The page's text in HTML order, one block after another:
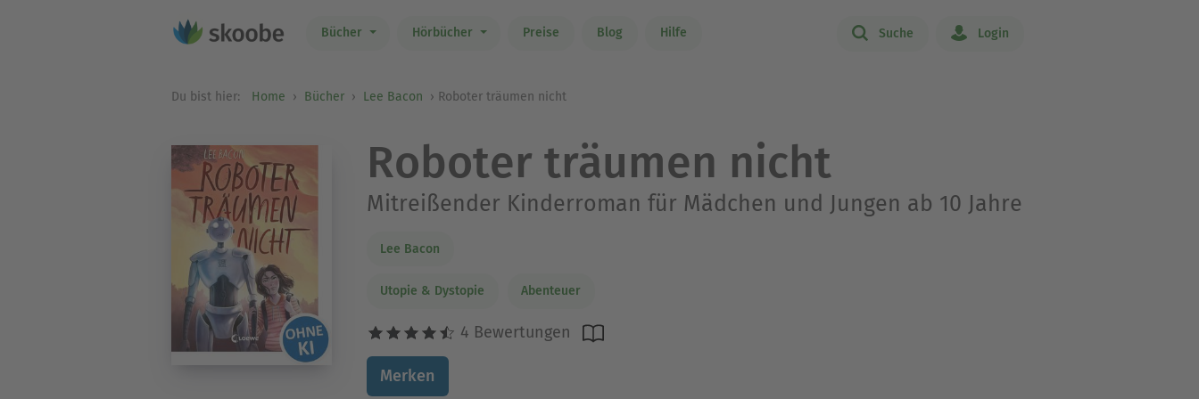
Bücher Hörbücher Preise Blog Hilfe Suche Login
Du bist hier: Home Bücher Lee Bacon Roboter träumen nicht
Roboter träumen nicht
Mitreißender Kinderroman für Mädchen und Jungen ab 10 Jahre
Lee Bacon
Utopie & Dystopie Abenteuer
4 Bewertungen
Merken